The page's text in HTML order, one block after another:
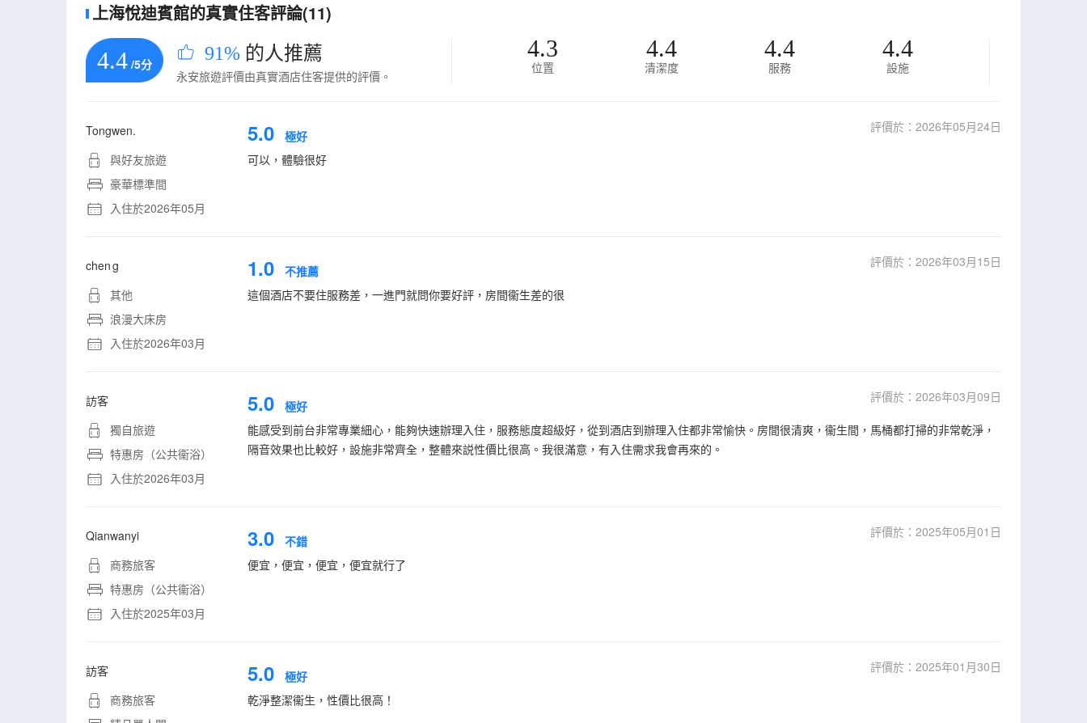
上海悅迪賓館的真實住客評論(11)
4.4 /5分 91% 的人推薦
永安旅遊評價由真實酒店住客提供的評價。
4.3
位置
4.4
清潔度
4.4
服務
4.4
設施
Tongwen.
與好友旅遊
豪華標準間
入住於2026年05月
5.0 極好
評價於：2026年05月24日
可以，體驗很好
chen g
其他
浪漫大床房
入住於2026年03月
1.0 不推薦
評價於：2026年03月15日
這個酒店不要住服務差，一進門就問你要好評，房間衞生差的很
訪客
獨自旅遊
特惠房（公共衞浴）
入住於2026年03月
5.0 極好
評價於：2026年03月09日
能感受到前台非常專業細心，能夠快速辦理入住，服務態度超級好，從到酒店到辦理入住都非常愉快。房間很清爽，衞生間，馬桶都打掃的非常乾淨，
隔音效果也比較好，設施非常齊全，整體來説性價比很高。我很滿意，有入住需求我會再來的。
Qianwanyi
商務旅客
特惠房（公共衞浴）
入住於2025年03月
3.0 不錯
評價於：2025年05月01日
便宜，便宜，便宜，便宜就行了
訪客
商務旅客
5.0 極好
評價於：2025年01月30日
乾淨整潔衞生，性價比很高！